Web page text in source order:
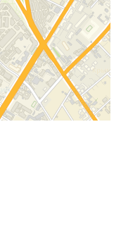
наклоне или
уровне
Да